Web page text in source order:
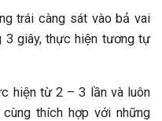
trái càng sát vào bả vai
giây, thực hiện tương tự
hiện từ 2 – 3 lần và luôn
thích hợp với những